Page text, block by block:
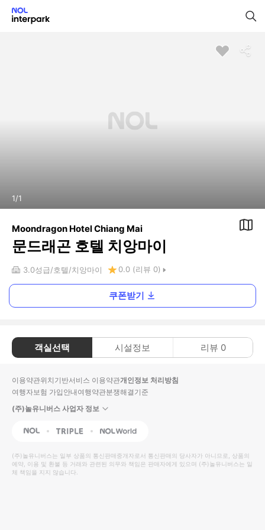
1/1
Moondragon Hotel Chiang Mai
문드래곤 호텔 치앙마이
3.0성급 호텔 치앙마이 0.0 (리뷰 0)
쿠폰받기
객실선택 시설정보 리뷰 0
이용약관위치기반서비스 이용약관개인정보 처리방침
여행자보험 가입안내여행약관분쟁해결기준
(주)놀유니버스 사업자 정보
NOL Triple Interpark Global
(주)놀유니버스는 일부 상품의 통신판매중개자로서 통신판매의 당사자가 아니므로, 상품의
예약, 이용 및 환불 등 거래와 관련된 의무와 책임은 판매자에게 있으며 (주)놀유니버스는 일
체 책임을 지지 않습니다.